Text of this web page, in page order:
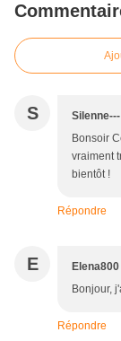
S Silenne---
Bonsoir
vraiment
bientôt !
Répondre
E Elena800
Bonjour,
Répondre